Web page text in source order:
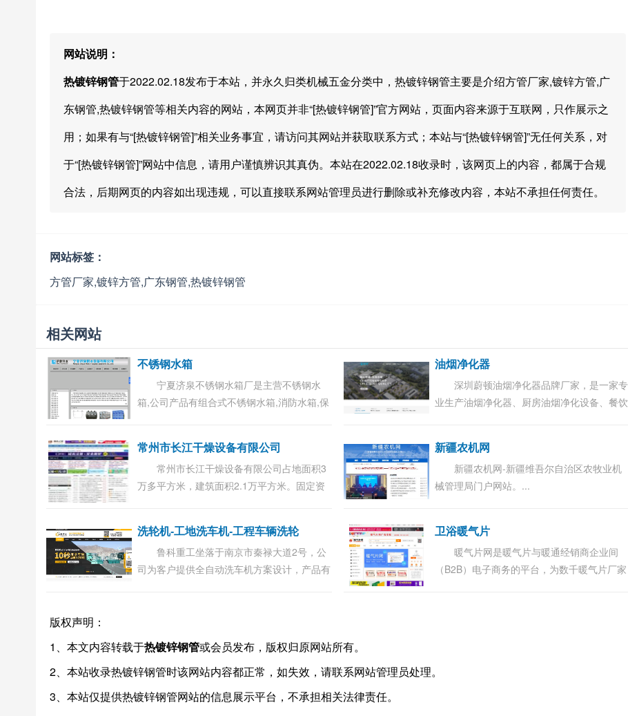
网站说明：
热镀锌钢管于2022.02.18发布于本站，并永久归类机械五金分类中，热镀锌钢管主要是介绍方管厂家,镀锌方管,广
东钢管,热镀锌钢管等相关内容的网站，本网页并非“[热镀锌钢管]”官方网站，页面内容来源于互联网，只作展示之
用；如果有与“[热镀锌钢管]”相关业务事宜，请访问其网站并获取联系方式；本站与“[热镀锌钢管]”无任何关系，对
于“[热镀锌钢管]”网站中信息，请用户谨慎辨识其真伪。本站在2022.02.18收录时，该网页上的内容，都属于合规
合法，后期网页的内容如出现违规，可以直接联系网站管理员进行删除或补充修改内容，本站不承担任何责任。
网站标签：
方管厂家,镀锌方管,广东钢管,热镀锌钢管
相关网站
不锈钢水箱
宁夏济泉不锈钢水箱厂是主营不锈钢水
箱,公司产品有组合式不锈钢水箱,消防水箱,保
泵一...
油烟净化器
深圳蔚顿油烟净化器品牌厂家，是一家专
业生产油烟净化器、厨房油烟净化设备、餐饮
常州市长江干燥设备有限公司
常州市长江干燥设备有限公司占地面积3
万多平方米，建筑面积2.1万平方米。固定资
合等设...
新疆农机网
新疆农机网-新疆维吾尔自治区农牧业机
械管理局门户网站。...
洗轮机-工地洗车机-工程车辆洗轮
鲁科重工坐落于南京市秦禄大道2号，公
司为客户提供全自动洗车机方案设计，产品有
卫浴暖气片
暖气片网是暖气片与暖通经销商企业间
（B2B）电子商务的平台，为数千暖气片厂家
版权声明：
1、本文内容转载于热镀锌钢管或会员发布，版权归原网站所有。
2、本站收录热镀锌钢管时该网站内容都正常，如失效，请联系网站管理员处理。
3、本站仅提供热镀锌钢管网站的信息展示平台，不承担相关法律责任。